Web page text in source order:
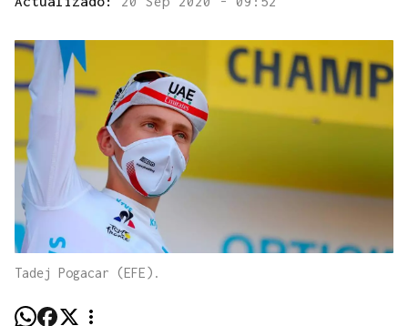
Tadej Pogacar (EFE).